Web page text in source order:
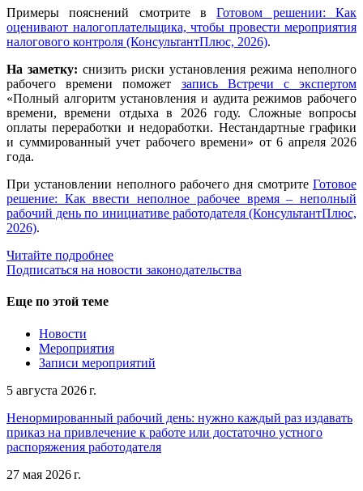
Примеры пояснений смотрите вГотовом решении: Как
оценивают налогоплательщика, чтобы провести мероприятия
налогового контроля (КонсультантПлюс, 2026).
На заметку: снизить риски установления режима неполного
рабочего времени поможет запись Встречи с экспертом
«Полный алгоритм установления и аудита режимов рабочего
времени, времени отдыха в 2026 году. Сложные вопросы
оплаты переработки и недоработки. Нестандартные графики
и суммированный учет рабочего времени» от 6 апреля 2026
года.
При установлении неполного рабочего дня смотрите Готовое
решение: Как ввести неполное рабочее время – неполный
рабочий день по инициативе работодателя (КонсультантПлюс,
2026).
Читайте подробнее
Подписаться на новости законодательства
Еще по этой теме
Новости
Мероприятия
Записи мероприятий
5 августа 2026 г.
Ненормированный рабочий день: нужно каждый раз издавать
приказ на привлечение к работе или достаточно устного
распоряжения работодателя
27 мая 2026 г.